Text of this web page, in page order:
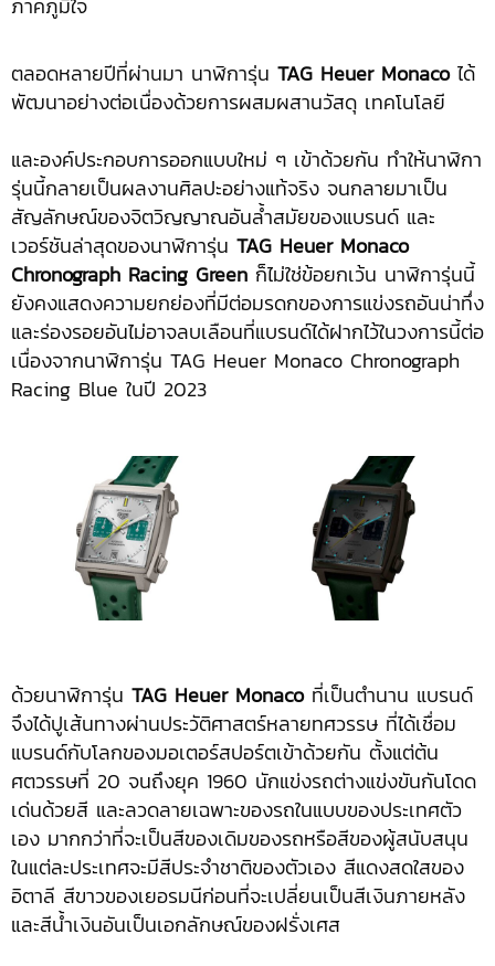
ภาคภูมิใจ
ตลอดหลายปีที่ผ่านมา นาฬิการุ่น TAG Heuer Monacoได้
พัฒนาอย่างต่อเนื่องด้วยการผสมผสานวัสดุ เทคโนโลยี
และองค์ประกอบการออกแบบใหม่ ๆ เข้าด้วยกัน ทำให้นาฬิกา
รุ่นนี้กลายเป็นผลงานศิลปะอย่างแท้จริง จนกลายมาเป็น
สัญลักษณ์ของจิตวิญญาณอันล้ำสมัยของแบรนด์ และ
เวอร์ชันล่าสุดของนาฬิการุ่น TAG Heuer Monaco
Chronograph Racing Green ก็ไม่ใช่ข้อยกเว้น นาฬิการุ่นนี้
ยังคงแสดงความยกย่องที่มีต่อมรดกของการแข่งรถอันน่าทึ่ง
และร่องรอยอันไม่อาจลบเลือนที่แบรนด์ได้ฝากไว้ในวงการนี้ต่อ
เนื่องจากนาฬิการุ่น TAG Heuer Monaco Chronograph
Racing Blue ในปี 2023
ด้วยนาฬิการุ่น TAG Heuer Monacoที่เป็นตำนาน แบรนด์
จึงได้ปูเส้นทางผ่านประวัติศาสตร์หลายทศวรรษ ที่ได้เชื่อม
แบรนด์กับโลกของมอเตอร์สปอร์ตเข้าด้วยกัน ตั้งแต่ต้น
ศตวรรษที่ 20 จนถึงยุค 1960 นักแข่งรถต่างแข่งขันกันโดด
เด่นด้วยสี และลวดลายเฉพาะของรถในแบบของประเทศตัว
เอง มากกว่าที่จะเป็นสีของเดิมของรถหรือสีของผู้สนับสนุน
ในแต่ละประเทศจะมีสีประจำชาติของตัวเอง สีแดงสดใสของ
อิตาลี สีขาวของเยอรมนีก่อนที่จะเปลี่ยนเป็นสีเงินภายหลัง
และสีน้ำเงินอันเป็นเอกลักษณ์ของฝรั่งเศส